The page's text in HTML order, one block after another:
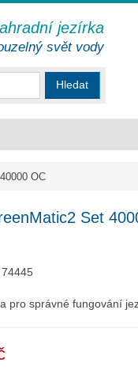
OC
Set
74445
pro správné fungování
Hledat
jezírka
svět vody